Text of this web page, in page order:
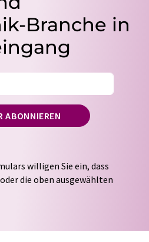
Branche in
ABONNIEREN
willigen Sie ein, dass
die oben ausgewählten
Ihre Daten werden
. LUMITOS darf